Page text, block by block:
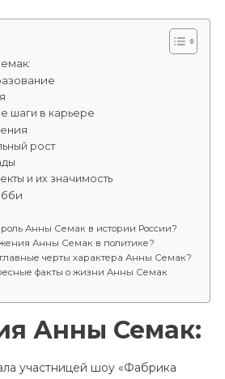
шаги в карьере
рост
и их значимость
Анны Семак в истории России?
Анны Семак в политике?
черты характера Анны Семак?
факты о жизни Анны Семак
Анны Семак:
участницей шоу «Фабрика